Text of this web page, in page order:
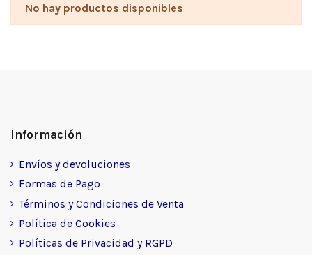
No hay productos disponibles
Información
Envíos y devoluciones
Formas de Pago
Términos y Condiciones de Venta
Política de Cookies
Políticas de Privacidad y RGPD